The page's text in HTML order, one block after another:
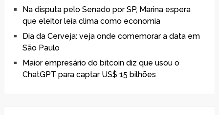
Na disputa pelo Senado por SP, Marina espera
que eleitor leia clima como economia
Dia da Cerveja: veja onde comemorar a data em
São Paulo
Maior empresário do bitcoin diz que usou o
ChatGPT para captar US$ 15 bilhões